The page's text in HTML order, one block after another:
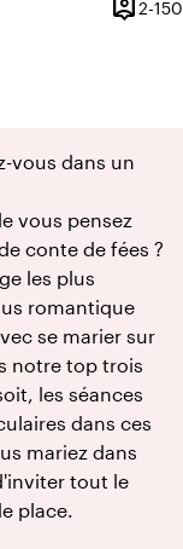
person_pin2-150
vous dans un
vous pensez
conte de fées ?
les plus
romantique
se marier sur
notre top trois
les séances
dans ces
mariez dans
tout le
place.